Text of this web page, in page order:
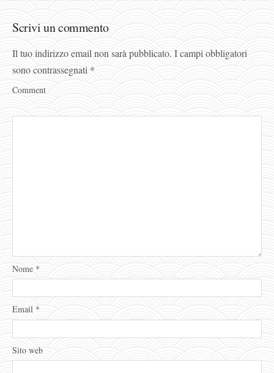
Scrivi un commento
Il tuo indirizzo email non sarà pubblicato. I campi obbligatori
sono contrassegnati *
Comment
Nome *
Email *
Sito web